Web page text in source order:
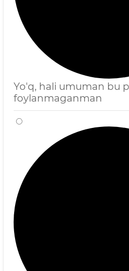
Yo'q, hali umuman bu
foylanmaganman